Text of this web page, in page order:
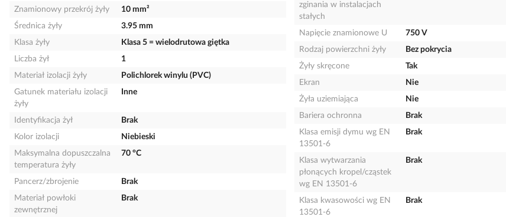
Znamionowy przekrój żyły
10 mm²
Średnica żyły
3.95 mm
Klasa żyły
Klasa 5 = wielodrutowa giętka
Liczba żył
1
Materiał izolacji żyły
Polichlorek winylu (PVC)
Gatunek materiału izolacji
żyły
Inne
Identyfikacja żył
Brak
Kolor izolacji
Niebieski
Maksymalna dopuszczalna
temperatura żyły
70 °C
Pancerz/zbrojenie
Brak
Materiał powłoki
zewnętrznej
Brak
zginania w instalacjach
stałych
Napięcie znamionowe U
750 V
Rodzaj powierzchni żyły
Bez pokrycia
Żyły skręcone
Tak
Ekran
Nie
Żyła uziemiająca
Nie
Bariera ochronna
Brak
Klasa emisji dymu wg EN
13501-6
Brak
Klasa wytwarzania
płonących kropel/cząstek
wg EN 13501-6
Brak
Klasa kwasowości wg EN
13501-6
Brak